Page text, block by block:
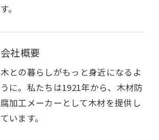
す。
会社概要
木との暮らしがもっと身近になるよ
うに。私たちは1921年から、木材防
腐加工メーカーとして木材を提供し
ています。